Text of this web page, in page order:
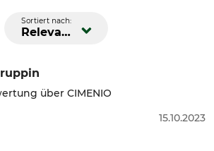
Sortiert nach:
Relevanz
über CIMENIO
15.10.2023